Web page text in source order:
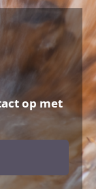
op met